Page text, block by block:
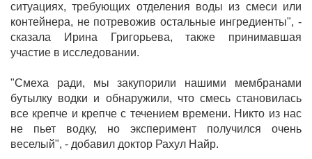
ситуациях, требующих отделения воды из смеси или
контейнера, не потревожив остальные ингредиенты", -
сказала Ирина Григорьева, также принимавшая
участие в исследовании.
"Смеха ради, мы закупорили нашими мембранами
бутылку водки и обнаружили, что смесь становилась
все крепче и крепче с течением времени. Никто из нас
не пьет водку, но эксперимент получился очень
веселый", - добавил доктор Рахул Найр.